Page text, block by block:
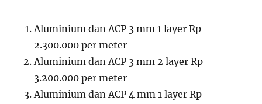
Aluminium dan ACP 3 mm 1 layer Rp
2.300.000 per meter
Aluminium dan ACP 3 mm 2 layer Rp
3.200.000 per meter
Aluminium dan ACP 4 mm 1 layer Rp